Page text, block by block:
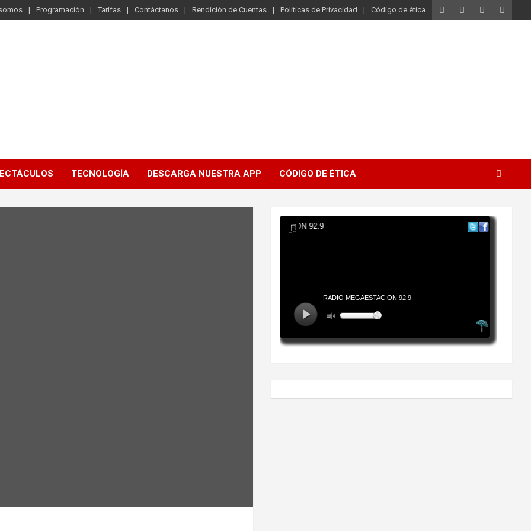
Programación Tarifas Contáctanos Rendición de Cuentas Políticas de Privacidad Código de ética
TECNOLOGÍA DESCARGA NUESTRA APP CÓDIGO DE ÉTICA